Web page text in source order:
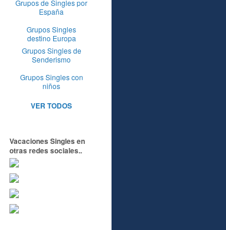
Grupos de Singles por
España
Grupos Singles
destino Europa
Grupos Singles de
Senderismo
Grupos Singles con
niños
VER TODOS
Vacaciones Singles en
otras redes sociales..